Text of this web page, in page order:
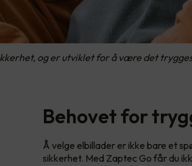
og er utviklet for å være det
Behovet for
Å velge elbillader er ikke bare et
sikkerhet. Med Zaptec Go får du